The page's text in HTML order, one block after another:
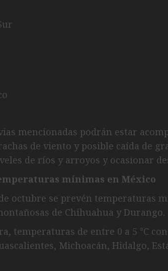
mencionadas podrán estar
de viento y posible caída de
de ríos y arroyos y ocasionar
mínimas en México
octubre se prevén temperaturas
de Chihuahua y Durango.
temperaturas de entre 0 a 5 °C
Michoacán, Hidalgo,